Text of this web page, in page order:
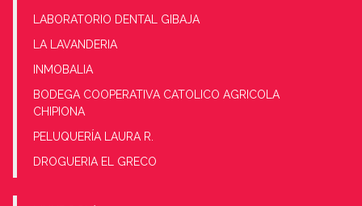
LABORATORIO DENTAL GIBAJA
LA LAVANDERIA
INMOBALIA
BODEGA COOPERATIVA CATOLICO AGRICOLA
CHIPIONA
PELUQUERÍA LAURA R.
DROGUERIA EL GRECO